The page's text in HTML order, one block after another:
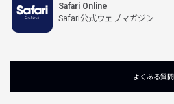
Safari Online
Safari公式ウェブマガジン
よくある質問